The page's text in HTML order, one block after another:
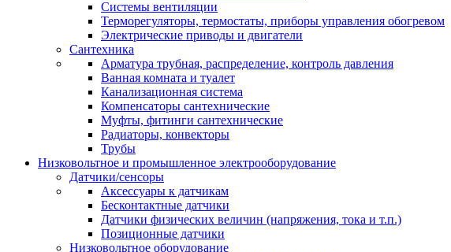
Системы вентиляции
Терморегуляторы, термостаты, приборы управления обогревом
Электрические приводы и двигатели
Сантехника
Арматура трубная, распределение, контроль давления
Ванная комната и туалет
Канализационная система
Компенсаторы сантехнические
Муфты, фитинги сантехнические
Радиаторы, конвекторы
Трубы
Низковольтное и промышленное электрооборудование
Датчики/сенсоры
Аксессуары к датчикам
Бесконтактные датчики
Датчики физических величин (напряжения, тока и т.п.)
Позиционные датчики
Низковольтное оборудование